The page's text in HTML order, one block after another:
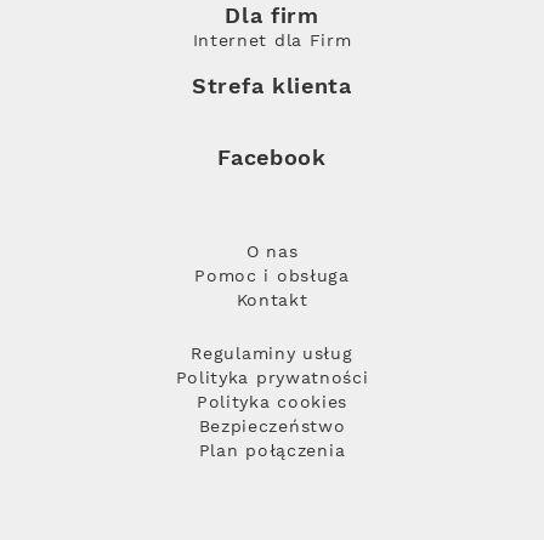
Dla firm
Internet dla Firm
Strefa klienta
Facebook
O nas
Pomoc i obsługa
Kontakt
Regulaminy usług
Polityka prywatności
Polityka cookies
Bezpieczeństwo
Plan połączenia